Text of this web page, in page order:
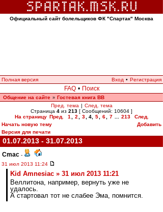
Официальный сайт болельщиков ФК "Спартак" Москва
Полная версия Вход • Регистрация
FAQ • Поиск
Общение на сайте » Гостевая книга ВВ
Пред. тема | След. тема
Страница 4 из 213 [ Сообщений: 10604 ]
На страницу Пред. 1 2 3 4, 5 6 7 213
След.
Начать новую тему
Добавить
Версия для печати
01.07.2013 - 31.07.2013
Cmac -
31 июл 2013 11:24
Kid Amnesiac » 31 июл 2013 11:21
Веллитона, например, вернуть уже не
удалось.
А стартовал тот не слабее Эма, помнится.